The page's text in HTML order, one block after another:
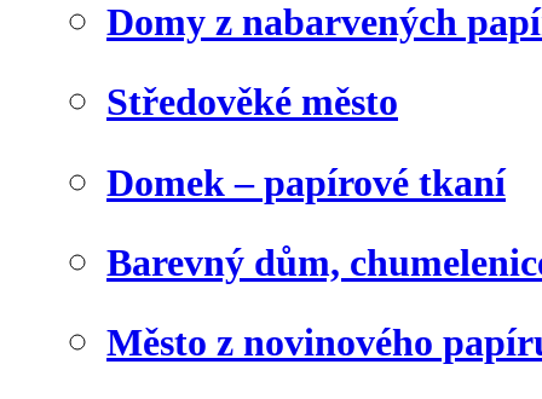
Domy z nabarvených
Středověké město
Domek – papírové tkaní
Barevný dům,
Město z novinového